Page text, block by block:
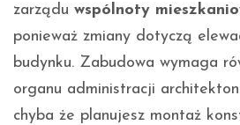
zarządu wspólnoty
ponieważ zmiany dotyczą
budynku. Zabudowa wymaga
organu administracji
chyba że planujesz montaż